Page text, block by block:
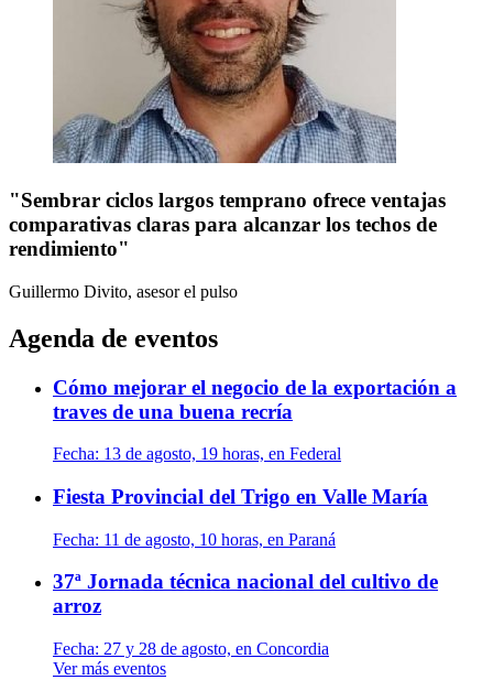
"Sembrar ciclos largos temprano ofrece ventajas
comparativas claras para alcanzar los techos de
rendimiento"
Guillermo Divito, asesor el pulso
Agenda de eventos
Cómo mejorar el negocio de la exportación a
traves de una buena recría
Fecha: 13 de agosto, 19 horas, en Federal
Fiesta Provincial del Trigo en Valle María
Fecha: 11 de agosto, 10 horas, en Paraná
37ª Jornada técnica nacional del cultivo de
arroz
Fecha: 27 y 28 de agosto, en Concordia
Ver más eventos